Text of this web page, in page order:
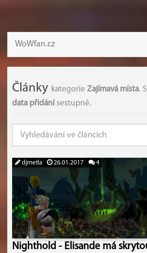
WoWfan.cz
Články kategorie Zajímavá místa.
data přidání sestupně.
djmetla 26.01.2017 4
Nighthold - Elisande má